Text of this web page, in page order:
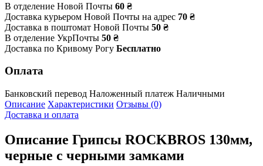
В отделение Новой Почты 60 ₴
Доставка курьером Новой Почты на адрес 70 ₴
Доставка в поштомат Новой Почты 50 ₴
В отделение УкрПочты 50 ₴
Доставка по Кривому Рогу Бесплатно
Оплата
Банковский перевод Наложенный платеж Наличными
Описание Характеристики Отзывы (0)
Доставка и оплата
Описание Грипсы ROCKBROS 130мм,
черные с черными замками